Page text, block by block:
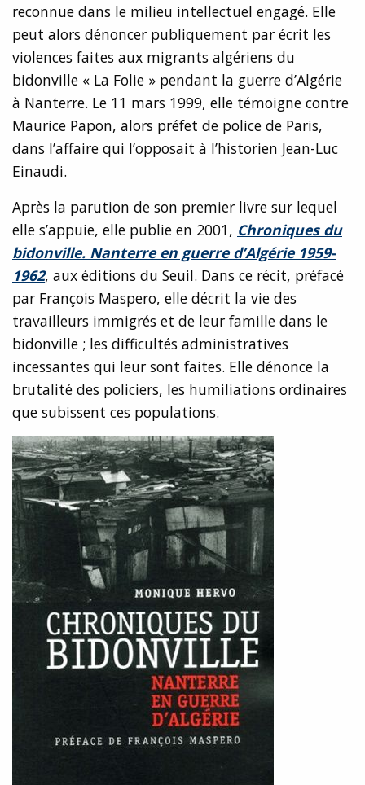
reconnue dans le milieu intellectuel engagé. Elle
peut alors dénoncer publiquement par écrit les
violences faites aux migrants algériens du
bidonville « La Folie » pendant la guerre d’Algérie
à Nanterre. Le 11 mars 1999, elle témoigne contre
Maurice Papon, alors préfet de police de Paris,
dans l’affaire qui l’opposait à l’historien Jean-Luc
Einaudi.
Après la parution de son premier livre sur lequel
elle s’appuie, elle publie en 2001, Chroniques du
bidonville. Nanterre en guerre d’Algérie 1959-
1962, aux éditions du Seuil. Dans ce récit, préfacé
par François Maspero, elle décrit la vie des
travailleurs immigrés et de leur famille dans le
bidonville ; les difficultés administratives
incessantes qui leur sont faites. Elle dénonce la
brutalité des policiers, les humiliations ordinaires
que subissent ces populations.